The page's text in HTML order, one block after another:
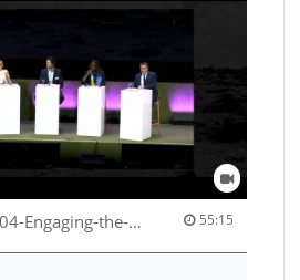
07-ICF26-Session-04-Engaging-the-private-sector-in-humanitarian-contexts-53529531650001791 55:15